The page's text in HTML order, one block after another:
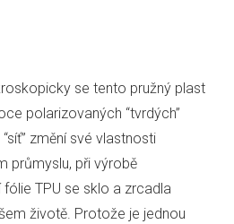
se tento pružný plast
polarizovaných “tvrdých”
změní své vlastnosti
průmyslu, při výrobě
TPU se sklo a zrcadla
životě. Protože je jednou